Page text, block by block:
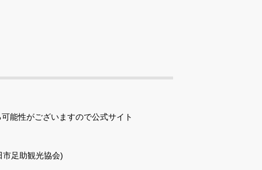
能性がございますので公式サイト
足助観光協会)